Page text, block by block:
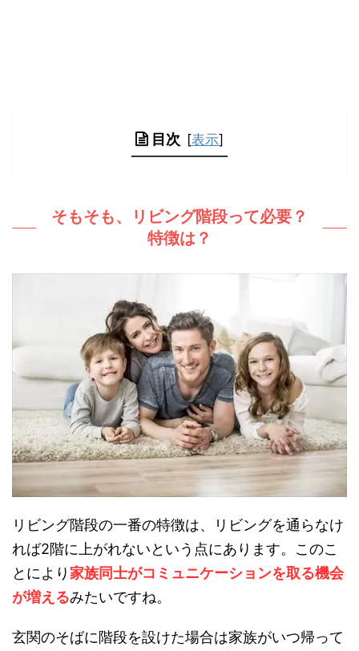
目次 [表示]
そもそも、リビング階段って必要？
特徴は？
リビング階段の一番の特徴は、リビングを通らなけ
れば2階に上がれないという点にあります。このこ
とにより家族同士がコミュニケーションを取る機会
が増えるみたいですね。
玄関のそばに階段を設けた場合は家族がいつ帰って